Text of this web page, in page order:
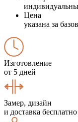
Цена
указана за
Изготовление
от 5 дней
Замер, дизайн
и доставка бесплатно